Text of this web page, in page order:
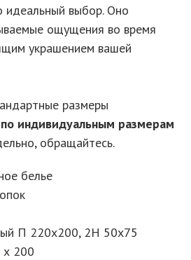
выбор. Оно
ощущения во время
украшением вашей
размеры
индивидуальным размерам
обращайтесь.
белье
П 220х200, 2Н 50х75
х 200